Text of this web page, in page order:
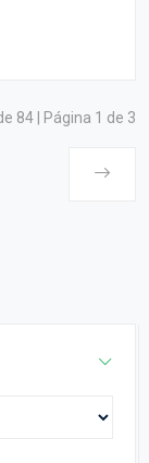
84 | Página 1 de 3